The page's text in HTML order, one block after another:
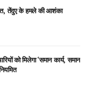
तेंदुए के हमले की आशंका
को मिलेगा ‘समान कार्य, समान